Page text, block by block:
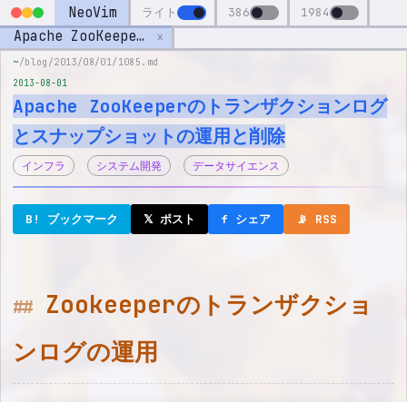
NeoVim ライト 386 1984
Apache ZooKeeperのトランザクションログとスナップショットの運用と削除 x
~/blog/2013/08/01/1085.md
2013-08-01
Apache ZooKeeperのトランザクションログ
とスナップショットの運用と削除
インフラ システム開発 データサイエンス
B! ブックマーク 𝕏 ポスト f シェア 📡 RSS
Zookeeperのトランザクショ
ンログの運用